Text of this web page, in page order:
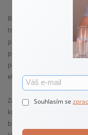
Blockchainová
transakcí, snížení
procesů, jako je
původu aktiv. V
poskytnout alternativní
ekonomické nejistoty
Zároveň je důležité si
kryptoměn, včetně
bezpečnostních
Souhlasím se